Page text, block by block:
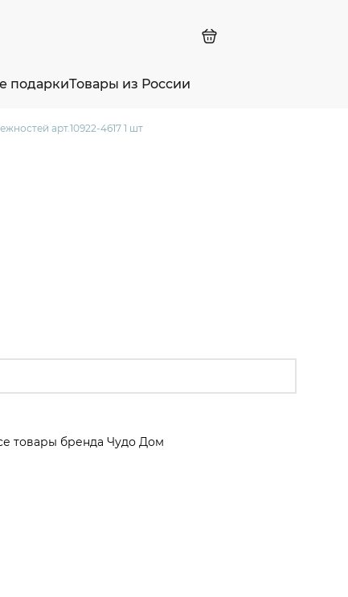
подаркиТовары из России
арт.10922-4617 1 шт
товары бренда Чудо Дом